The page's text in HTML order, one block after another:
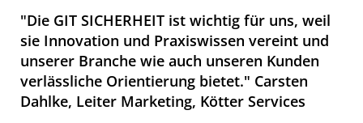
"Die GIT SICHERHEIT ist wichtig für uns, weil
sie Innovation und Praxiswissen vereint und
unserer Branche wie auch unseren Kunden
verlässliche Orientierung bietet." Carsten
Dahlke, Leiter Marketing, Kötter Services